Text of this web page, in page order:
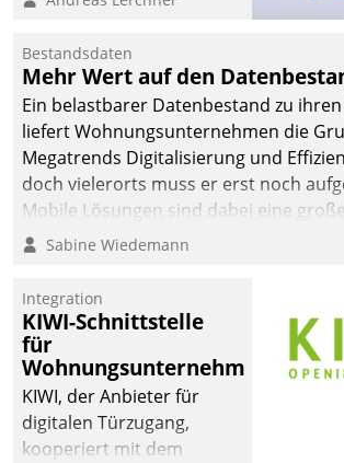
Cockpit für mobile
Datatrain. Die meravis
Wohnungsbau- und
Immobilien GmbH hat
sich dabei für den Betrieb
der Lösung über die SAP
Cloud Platform
entschieden - als erstes
Unternehmen am
Bestandsdaten
Mehr Wert auf den
Ein belastbarer Datenbestand zu
liefert Wohnungsunternehmen die
Megatrends Digitalisierung und
doch vielerorts muss er erst noch
Mobile Lösungen sind dabei eine
Sabine Wiedemann
Integration
KIWI-Schnittstelle
für
Wohnungsunternehmen
KIWI, der Anbieter für
digitalen Türzugang,
kooperiert mit dem